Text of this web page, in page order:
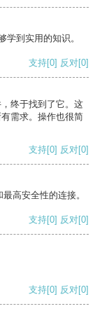
学到实用的知识。
支持[0] 反对[0]
终于找到了它。这
需求。操作也很简
支持[0] 反对[0]
高安全性的连接。
支持[0] 反对[0]
支持[0] 反对[0]